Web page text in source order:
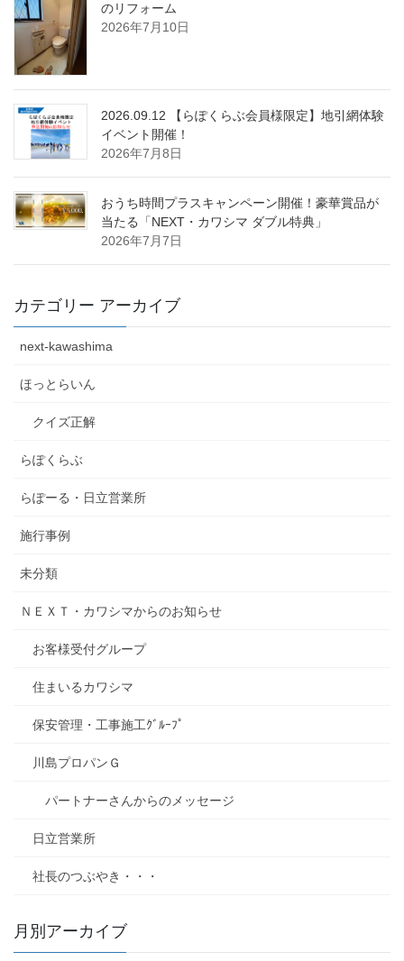
のリフォーム
2026年7月10日
2026.09.12 【らぽくらぶ会員様限定】地引網体験
イベント開催！
2026年7月8日
おうち時間プラスキャンペーン開催！豪華賞品が
当たる「NEXT・カワシマ ダブル特典」
2026年7月7日
カテゴリー アーカイブ
next-kawashima
ほっとらいん
クイズ正解
らぽくらぶ
らぽーる・日立営業所
施行事例
未分類
ＮＥＸＴ・カワシマからのお知らせ
お客様受付グループ
住まいるカワシマ
保安管理・工事施工ｸﾞﾙｰﾌﾟ
川島プロパンＧ
パートナーさんからのメッセージ
日立営業所
社長のつぶやき・・・
月別アーカイブ